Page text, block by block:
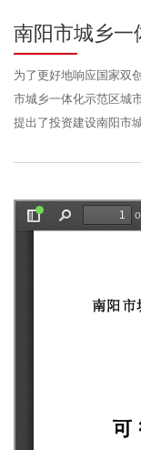
南阳市城乡一
为了更好地响应国家双
市城乡一体化示范区城
提出了投资建设南阳市